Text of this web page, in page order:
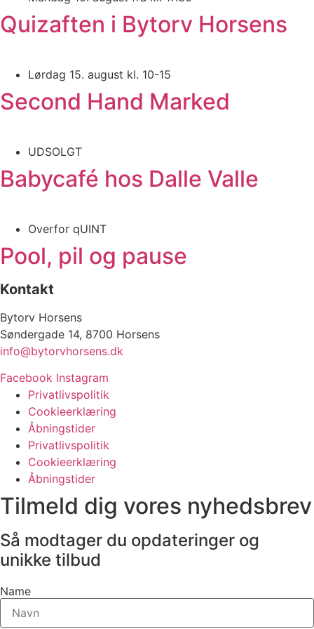
Quizaften i Bytorv Horsens
Lørdag 15. august kl. 10-15
Second Hand Marked
UDSOLGT
Babycafé hos Dalle Valle
Overfor qUINT
Pool, pil og pause
Kontakt
Bytorv Horsens
Søndergade 14, 8700 Horsens
info@bytorvhorsens.dk
Facebook Instagram
Privatlivspolitik
Cookieerklæring
Åbningstider
Privatlivspolitik
Cookieerklæring
Åbningstider
Tilmeld dig vores nyhedsbrev
Så modtager du opdateringer og
unikke tilbud
Name